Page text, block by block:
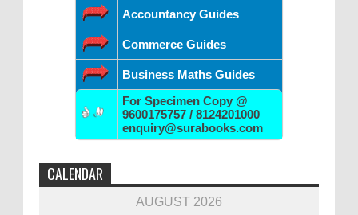
Accountancy Guides
Commerce Guides
Business Maths Guides
For Specimen Copy @
9600175757 / 8124201000
enquiry@surabooks.com
CALENDAR
AUGUST 2026